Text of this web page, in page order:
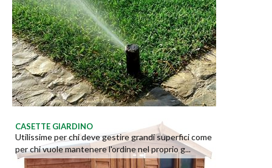
CASETTE GIARDINO
Utilissime per chi deve gestire grandi superfici come
per chi vuole mantenere l'ordine nel proprio g...